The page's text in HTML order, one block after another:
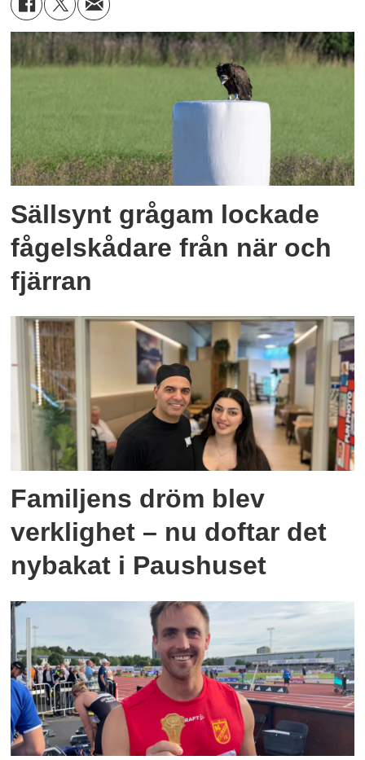
Sällsynt grågam lockade
fågelskådare från när och
fjärran
Familjens dröm blev
verklighet – nu doftar det
nybakat i Paushuset